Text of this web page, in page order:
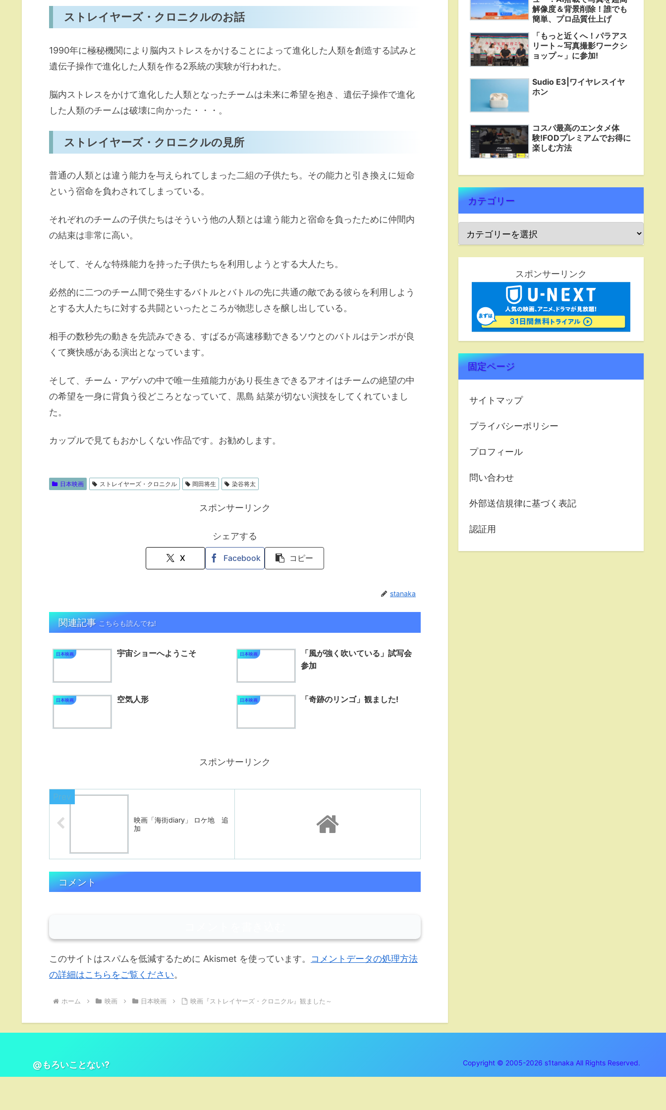
ストレイヤーズ・クロニクルのお話
1990年に極秘機関により脳内ストレスをかけることによって進化した人類を創造する試みと
遺伝子操作で進化した人類を作る2系統の実験が行われた。
脳内ストレスをかけて進化した人類となったチームは未来に希望を抱き、遺伝子操作で進化
した人類のチームは破壊に向かった・・・。
ストレイヤーズ・クロニクルの見所
普通の人類とは違う能力を与えられてしまった二組の子供たち。その能力と引き換えに短命
という宿命を負わされてしまっている。
それぞれのチームの子供たちはそういう他の人類とは違う能力と宿命を負ったために仲間内
の結束は非常に高い。
そして、そんな特殊能力を持った子供たちを利用しようとする大人たち。
必然的に二つのチーム間で発生するバトルとバトルの先に共通の敵である彼らを利用しよう
とする大人たちに対する共闘といったところが物悲しさを醸し出している。
相手の数秒先の動きを先読みできる、すばるが高速移動できるソウとのバトルはテンポが良
くて爽快感がある演出となっています。
そして、チーム・アゲハの中で唯一生殖能力があり長生きできるアオイはチームの絶望の中
の希望を一身に背負う役どころとなっていて、黒島 結菜が切ない演技をしてくれていまし
た。
カップルで見てもおかしくない作品です。お勧めします。
日本映画 ストレイヤーズ・クロニクル 岡田将生 染谷将太
スポンサーリンク
シェアする
X Facebook コピー
stanaka
関連記事こちらも読んでね!
日本映画 宇宙ショーへようこそ 日本映画
「風が強く吹いている」試写会
参加
日本映画 空気人形 日本映画 「奇跡のリンゴ」観ました!
スポンサーリンク
映画「海街diary」 ロケ地 追
加
コメント
このサイトはスパムを低減するために Akismet を使っています。 コメントデータの処理方法
の詳細はこちらをご覧ください。
ホーム 映画 日本映画 映画『ストレイヤーズ・クロニクル』観ました～
解像度＆背景削除！誰でも
簡単、プロ品質仕上げ
「もっと近くへ！パラアス
リート～写真撮影ワークシ
ョップ～」に参加!
Sudio E3|ワイヤレスイヤ
ホン
コスパ最高のエンタメ体
験!FODプレミアムでお得に
楽しむ方法
カテゴリー
スポンサーリンク
固定ページ
サイトマップ
プライバシーポリシー
プロフィール
問い合わせ
外部送信規律に基づく表記
認証用
@もろいことない? Copyright © 2005-2026 s1tanaka All Rights Reserved.